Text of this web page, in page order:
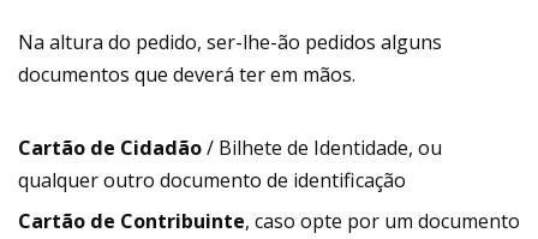
Na altura do pedido, ser-lhe-ão pedidos alguns
documentos que deverá ter em mãos.
Cartão de Cidadão/ Bilhete de Identidade, ou
qualquer outro documento de identificação
Cartão de Contribuinte, caso opte por um documento